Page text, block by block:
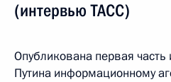
(интервью ТАСС)
Опубликована первая
Путина информационному